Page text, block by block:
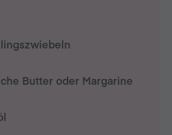
Butter oder Margarine